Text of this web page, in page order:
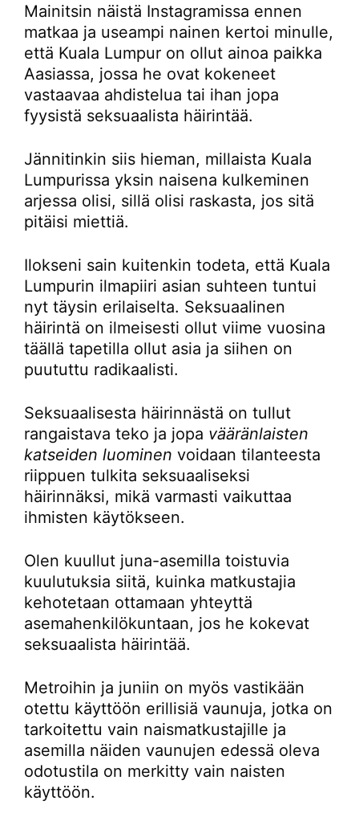
Mainitsin näistä Instagramissa ennen
matkaa ja useampi nainen kertoi minulle,
että Kuala Lumpur on ollut ainoa paikka
Aasiassa, jossa he ovat kokeneet
vastaavaa ahdistelua tai ihan jopa
fyysistä seksuaalista häirintää.
Jännitinkin siis hieman, millaista Kuala
Lumpurissa yksin naisena kulkeminen
arjessa olisi, sillä olisi raskasta, jos sitä
pitäisi miettiä.
Ilokseni sain kuitenkin todeta, että Kuala
Lumpurin ilmapiiri asian suhteen tuntui
nyt täysin erilaiselta. Seksuaalinen
häirintä on ilmeisesti ollut viime vuosina
täällä tapetilla ollut asia ja siihen on
puututtu radikaalisti.
Seksuaalisesta häirinnästä on tullut
rangaistava teko ja jopa vääränlaisten
katseiden luominen voidaan tilanteesta
riippuen tulkita seksuaaliseksi
häirinnäksi, mikä varmasti vaikuttaa
ihmisten käytökseen.
Olen kuullut juna-asemilla toistuvia
kuulutuksia siitä, kuinka matkustajia
kehotetaan ottamaan yhteyttä
asemahenkilökuntaan, jos he kokevat
seksuaalista häirintää.
Metroihin ja juniin on myös vastikään
otettu käyttöön erillisiä vaunuja, jotka on
tarkoitettu vain naismatkustajille ja
asemilla näiden vaunujen edessä oleva
odotustila on merkitty vain naisten
käyttöön.